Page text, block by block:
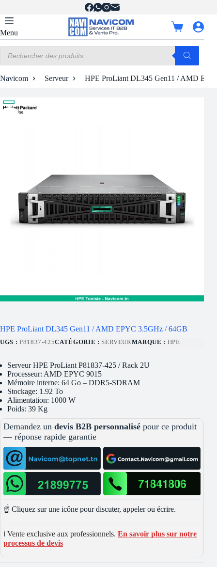
contenu
Menu
Panier
d’achat
produits
Navicom Serveur HPE ProLiant DL345 Gen11 / AMD
HPE ProLiant DL345 Gen11 / AMD EPYC 3.5GHz / 64GB
UGS : P81837-425CATÉGORIE : SERVEURMARQUE : HPE
Serveur HPE ProLiant P81837-425 / Rack 2U
Processeur: AMD EPYC 9015
Mémoire interne: 64 Go – DDR5-SDRAM
Stockage: 1.92 To
Alimentation: 1000 W
Poids: 39 Kg
Demandez un devis B2B personnalisé pour ce produit
— réponse rapide garantie
☝️ Cliquez sur une icône pour discuter, appeler ou écrire.
ℹ️ Vente exclusive aux professionnels. En savoir plus sur notre
processus de devis